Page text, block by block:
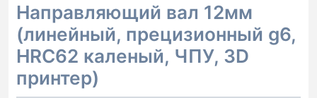
Направляющий вал 12мм
(линейный, прецизионный g6,
HRC62 каленый, ЧПУ, 3D
принтер)